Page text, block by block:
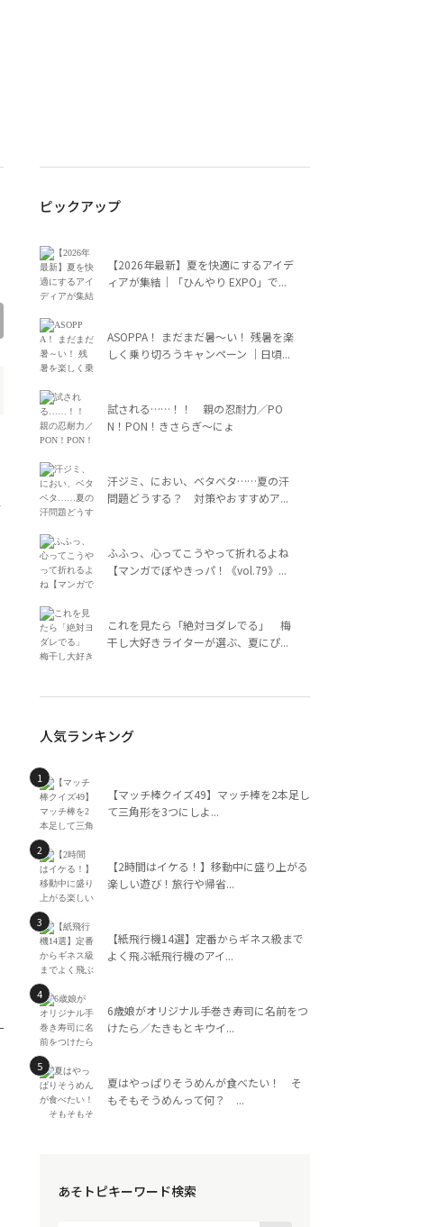
ピックアップ
【2026年最新】夏を快適にするアイデ
ィアが集結｜「ひんやり EXPO」で...
ASOPPA！ まだまだ暑～い！ 残暑を楽
しく乗り切ろうキャンペーン ｜日頃...
試される……！！ 親の忍耐力／PO
N！PON！きさらぎ～にょ
汗ジミ、におい、ベタベタ……夏の汗
問題どうする？ 対策やおすすめア...
ふふっ、心ってこうやって折れるよね
【マンガでぼやきっパ！《vol.79》...
これを見たら「絶対ヨダレでる」 梅
干し大好きライターが選ぶ、夏にぴ...
人気ランキング
【マッチ棒クイズ49】マッチ棒を2本足し
て三角形を3つにしよ...
【2時間はイケる！】移動中に盛り上がる
楽しい遊び！旅行や帰省...
【紙飛行機14選】定番からギネス級まで
よく飛ぶ紙飛行機のアイ...
6歳娘がオリジナル手巻き寿司に名前をつ
けたら／たきもとキウイ...
夏はやっぱりそうめんが食べたい！ そ
もそもそうめんって何？ ...
あそトピキーワード検索